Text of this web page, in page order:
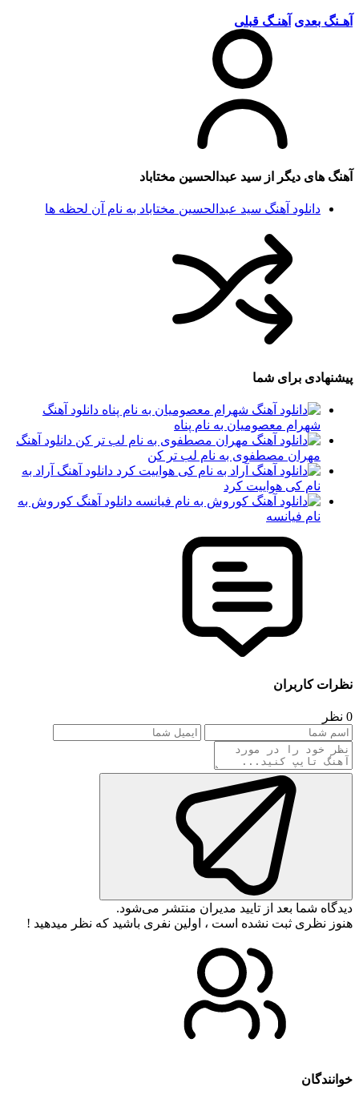
آهـنگ بعدی آهنـگ قبلی
آهنگ های دیگر از سید عبدالحسین مختاباد
دانلود آهنگ سید عبدالحسین مختاباد به نام آن لحظه ها
پیشنهادی برای شما
دانلود آهنگ
شهرام معصومیان به نام پناه
دانلود آهنگ
مهران مصطفوی به نام لب تر کن
دانلود آهنگ آراد به
نام کی هواییت کرد
دانلود آهنگ کوروش به
نام فیانسه
نظرات کاربران
0 نظر
دیدگاه شما بعد از تایید مدیران منتشر می‌شود.
هنوز نظری ثبت نشده است ، اولین نفری باشید که نظر میدهید !
خوانندگان